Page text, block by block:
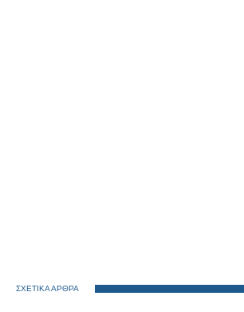
ΣΧΕΤΙΚΑ ΑΡΘΡΑ